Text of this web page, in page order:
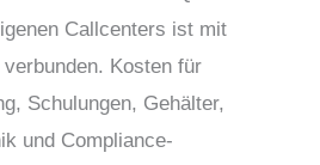
Callcenters ist mit
Kosten für
Schulungen, Gehälter,
und Compliance-